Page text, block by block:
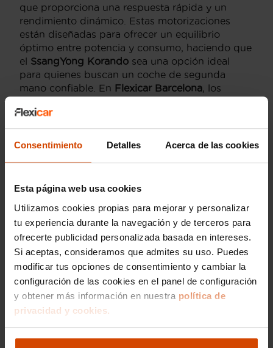
Consentimiento Detalles Acerca de las cookies
Esta página web usa cookies
Utilizamos cookies propias para mejorar y personalizar
tu experiencia durante la navegación y de terceros para
ofrecerte publicidad personalizada basada en intereses.
Si aceptas, consideramos que admites su uso. Puedes
modificar tus opciones de consentimiento y cambiar la
configuración de las cookies en el panel de configuración
y obtener más información en nuestra política de
privacidad y cookies.
que proporciona una respuesta rápida y un
rendimiento dinámico. Estas motorizaciones
están diseñadas para ofrecer un equilibrio
óptimo entre potencia y consumo, haciendo que
el SsangYong Korando sea una opción ideal
para quienes buscan un coche de segunda
mano confiable. En Flexicar Barcelona, los
vehículos revisados y garantizados que cumplen
con los estándares más altos de calidad y
fiabilidad.
Precio medio de los
SsangYong Korando de
segunda mano en
Barcelona
El SsangYong Korando es una opción popular
entre los conductores que buscan un SUV
confiable y asequible en Barcelona. En el
mercado de vehículos de segunda mano, el
precio de un SsangYong Korando puede variar